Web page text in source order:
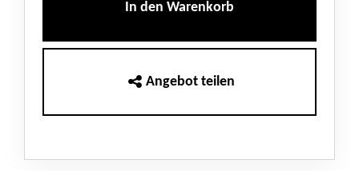
In den Warenkorb
Angebot teilen